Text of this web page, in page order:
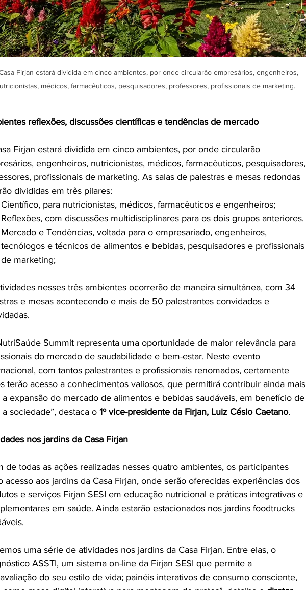
Firjan estará dividida em cinco ambientes, por onde circularão empresários, engenheiros,
médicos, farmacêuticos, pesquisadores, professores, profissionais de marketing.
reflexões, discussões científicas e tendências de mercado
Firjan estará dividida em cinco ambientes, por onde circularão
engenheiros, nutricionistas, médicos, farmacêuticos, pesquisadores,
profissionais de marketing. As salas de palestras e mesas redondas
divididas em três pilares:
Científico, para nutricionistas, médicos, farmacêuticos e engenheiros;
Reflexões, com discussões multidisciplinares para os dois grupos anteriores.
Mercado e Tendências, voltada para o empresariado, engenheiros,
tecnólogos e técnicos de alimentos e bebidas, pesquisadores e profissionais
de marketing;
nesses três ambientes ocorrerão de maneira simultânea, com 34
e mesas acontecendo e mais de 50 palestrantes convidados e
Summit representa uma oportunidade de maior relevância para
do mercado de saudabilidade e bem-estar. Neste evento
com tantos palestrantes e profissionais renomados, certamente
terão acesso a conhecimentos valiosos, que permitirá contribuir ainda mais
a expansão do mercado de alimentos e bebidas saudáveis, em benefício de
a sociedade”, destaca o 1º vice-presidente da Firjan, Luiz Césio Caetano.
nos jardins da Casa Firjan
de todas as ações realizadas nesses quatro ambientes, os participantes
acesso aos jardins da Casa Firjan, onde serão oferecidas experiências dos
e serviços Firjan SESI em educação nutricional e práticas integrativas e
em saúde. Ainda estarão estacionados nos jardins foodtrucks
uma série de atividades nos jardins da Casa Firjan. Entre elas, o
ASSTI, um sistema on-line da Firjan SESI que permite a
do seu estilo de vida; painéis interativos de consumo consciente,